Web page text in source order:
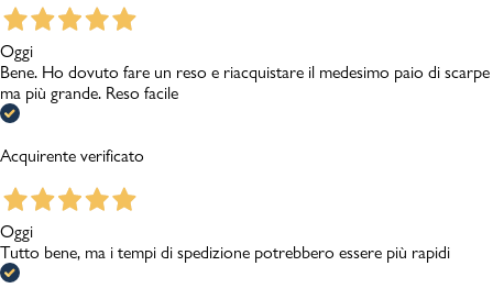
Oggi
Bene. Ho dovuto fare un reso e riacquistare il medesimo paio di scarpe
ma più grande. Reso facile
Acquirente verificato
Oggi
Tutto bene, ma i tempi di spedizione potrebbero essere più rapidi